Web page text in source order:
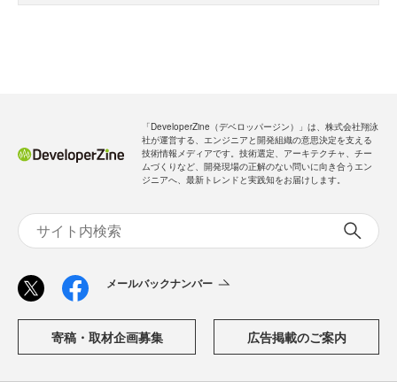
「DeveloperZine（デベロッパージン）」は、株式会社翔泳
社が運営する、エンジニアと開発組織の意思決定を支える
技術情報メディアです。技術選定、アーキテクチャ、チー
ムづくりなど、開発現場の正解のない問いに向き合うエン
ジニアへ、最新トレンドと実践知をお届けします。
メールバックナンバー
寄稿・取材企画募集 広告掲載のご案内